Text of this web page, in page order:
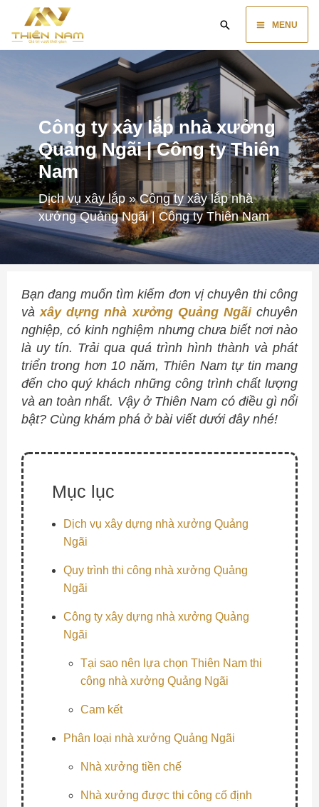
content
SearchMain
Menu
MENU
Công ty xây lắp nhà xưởng
Quảng Ngãi | Công ty Thiên
Nam
Dịch vụ xây lắp»Công ty xây lắp nhà
xưởng Quảng Ngãi | Công ty Thiên Nam
Bạn đang muốn tìm kiếm đơn vị chuyên thi công
vàxây dựng nhà xưởng Quảng Ngãi chuyên
nghiệp, có kinh nghiệm nhưng chưa biết nơi nào
là uy tín. Trải qua quá trình hình thành và phát
triển trong hơn 10 năm, Thiên Nam tự tin mang
đến cho quý khách những công trình chất lượng
và an toàn nhất. Vậy ở Thiên Nam có điều gì nổi
bật? Cùng khám phá ở bài viết dưới đây nhé!
Mục lục
Dịch vụ xây dựng nhà xưởng Quảng
Ngãi
Quy trình thi công nhà xưởng Quảng
Ngãi
Công ty xây dựng nhà xưởng Quảng
Ngãi
Tại sao nên lựa chọn Thiên Nam thi
công nhà xưởng Quảng Ngãi
Cam kết
Phân loại nhà xưởng Quảng Ngãi
Nhà xưởng tiền chế
Nhà xưởng được thi công cố định